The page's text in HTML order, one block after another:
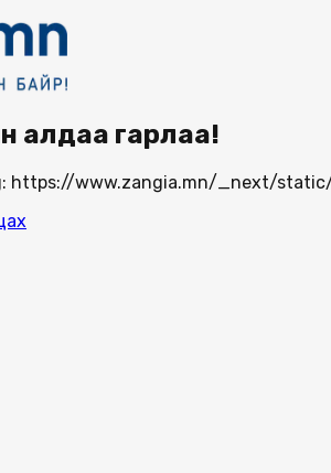
алдаа гарлаа!
https://www.zangia.mn/_next/